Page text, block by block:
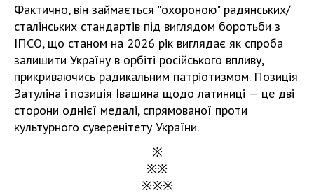
Фактично, він займається "охороною" радянських/
сталінських стандартів під виглядом боротьби з
ІПСО, що станом на 2026 рік виглядає як спроба
залишити Україну в орбіті російського впливу,
прикриваючись радикальним патріотизмом. Позиція
Затуліна і позиція Івашина щодо латиниці — це дві
сторони однієї медалі, спрямованої проти
культурного суверенітету України.
※
※※
※※※